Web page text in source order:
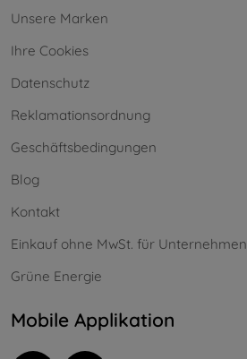
Unsere Marken
Ihre Cookies
Datenschutz
Reklamationsordnung
Geschäftsbedingungen
Blog
Kontakt
Einkauf ohne MwSt. für Unternehmen
Grüne Energie
Mobile Applikation